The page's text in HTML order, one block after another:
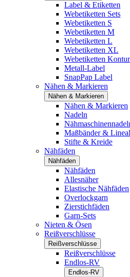
Label & Etiketten
Webetiketten Sets
Webetiketten S
Webetiketten M
Webetiketten L
Webetiketten XL
Webetiketten
Metall-Label
SnapPap Label
Nähen & Markieren
Nähen & Markieren
Nähen & Markieren
Nadeln
Maßbänder &
Stifte & Kreide
Nähfäden
Nähfäden
Nähfäden
Allesnäher
Elastische Nähfäden
Overlockgarn
Zierstichfäden
Garn-Sets
Nieten & Ösen
Reißverschlüsse
Reißverschlüsse
Reißverschlüsse
Endlos-RV
Endlos-RV